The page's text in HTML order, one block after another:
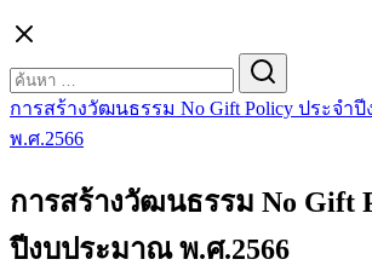
for:
การสร้างวัฒนธรรม No Gift Policy ประจำ
พ.ศ.2566
การสร้างวัฒนธรรม No Gift
ปีงบประมาณ พ.ศ.2566